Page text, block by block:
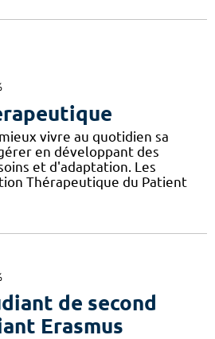
vivre au quotidien sa
en développant des
et d'adaptation. Les
Thérapeutique du Patient
de second
Erasmus